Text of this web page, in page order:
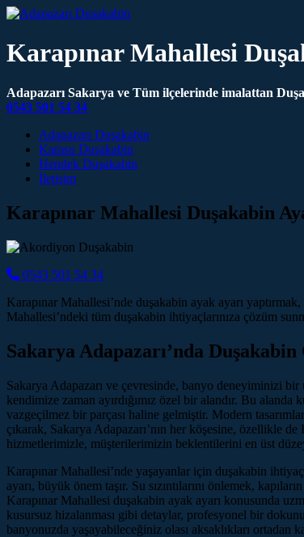
Karapınar Mahallesi
Adapazarı Sakarya ve Tüm ilçelerinde imalattan
0543 501 54 34
Main Navigation
Adapazarı Duşakabin
Karasu Duşakabin
Hendek Duşakabin
İletişim
Karapınar Mahallesi Duşakabin
0543 501 54 34
Karapınar Mahallesi’nde duşakabin ayak ayarı
Mahallesi’ndeki tüm duşakabin ihtiyaçlarınıza çözüm
Sakarya Adapazarı’nda
Sakarya Adapazarı ve çevresinde, banyo deneyiminizi bir
kendimize zaman ayırdığımız özel bir alandır. Bu
vazgeçilmez bir parçası haline gelmiştir. Modern
çıkarak, Sakarya Adapazarı’nın her köşesine, özellikle
hizmetlerimizle, müşterilerimizin beklentilerini en üst
Karapınar Mahallesi’nde yaşayanlar için duşakabin
ayarı, büyük önem taşır. Su sızıntılarını önlemek,
Karapınar Mahallesi duşakabin ayak ayarı konusunda
kusursuz hizalanması gibi detaylar, profesyonel bir
banyonuzda yaşayabileceğiniz olası aksaklıkları ortadan